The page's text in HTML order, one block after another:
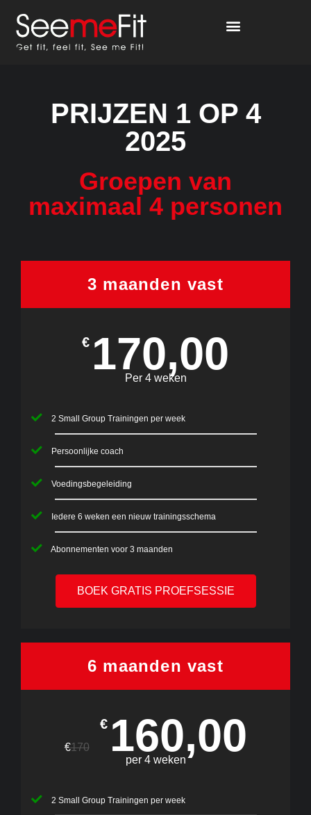
PRIJZEN 1 OP 4
2025
Groepen van
maximaal 4 personen
3 maanden vast
€ 170,00
Per 4 weken
2 Small Group Trainingen per week
Persoonlijke coach
Voedingsbegeleiding
Iedere 6 weken een nieuw trainingsschema
Abonnementen voor 3 maanden
BOEK GRATIS PROEFSESSIE
6 maanden vast
€170
€ 160,00
per 4 weken
2 Small Group Trainingen per week